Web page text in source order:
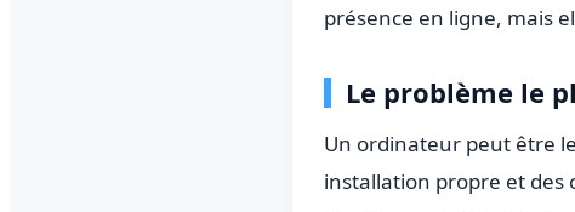
présence en ligne, mais
Le problème le
Un ordinateur peut être
installation propre et des